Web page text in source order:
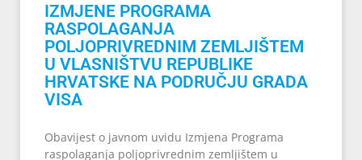
IZMJENE PROGRAMA
RASPOLAGANJA
POLJOPRIVREDNIM ZEMLJIŠTEM
U VLASNIŠTVU REPUBLIKE
HRVATSKE NA PODRUČJU GRADA
VISA
Obavijest o javnom uvidu Izmjena Programa
raspolaganja poljoprivrednim zemljištem u